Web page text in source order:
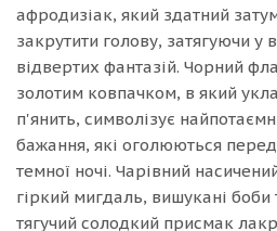
афродизіак, який здатний
закрутити голову, затягуючи у
відвертих фантазій. Чорний
золотим ковпачком, в який
п'янить, символізує
бажання, які оголюються
темної ночі. Чарівний
гіркий мигдаль, вишукані
тягучий солодкий присмак